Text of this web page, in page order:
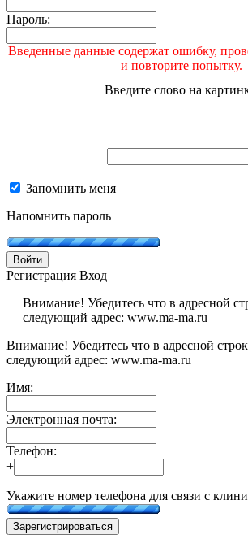
Пароль:
Введенные данные содержат ошибку,
и повторите попытку.
Введите слово на
Запомнить меня
Напомнить пароль
Войти
Регистрация Вход
Внимание! Убедитесь что в адресной
следующий адрес: www.ma-ma.ru
Внимание! Убедитесь что в адресной
следующий адрес: www.ma-ma.ru
Имя:
Электронная почта:
Телефон:
+
Укажите номер телефона для связи с
Зарегистрироваться